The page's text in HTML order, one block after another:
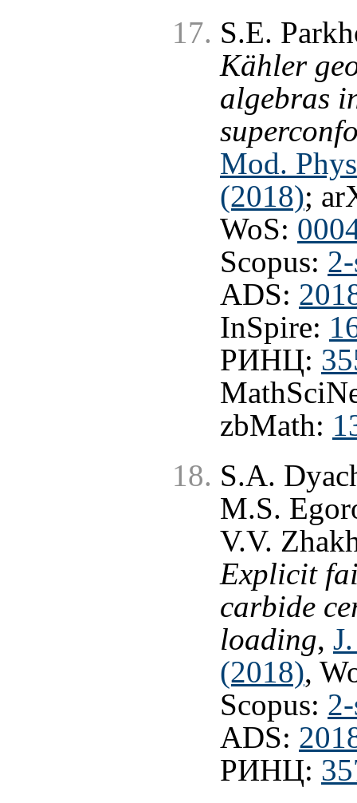
S.E.
Kähler
algebras
Mod.
(2018);
WoS:
Scopus:
ADS:
InSpire:
РИНЦ:
zbMath:
S.A.
M.S.
V.V.
Explicit
carbide
loading,
(2018),
Scopus:
ADS:
РИНЦ: